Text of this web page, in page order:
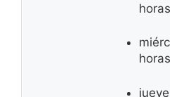
horas
horas